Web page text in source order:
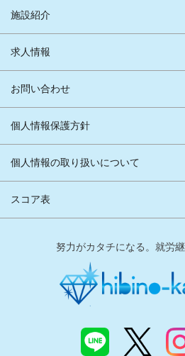
施設紹介
求人情報
お問い合わせ
個人情報保護方針
個人情報の取り扱いについて
スコア表
努力がカタチになる。就労